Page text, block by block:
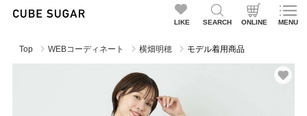
LIKE SEARCH ONLINE MENU
Top WEBコーディネート 横畑明穂 モデル着用商品